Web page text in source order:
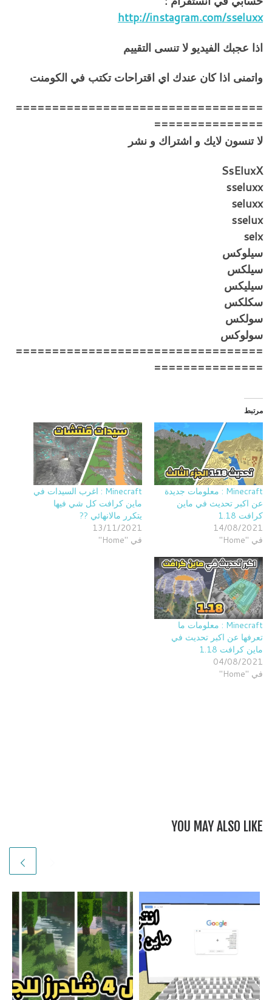
http://instagram.com/sseluxx
اذا عجبك الفيديو لا تنسى التقييم
واتمنى اذا كان عندك اي اقتراحات تكتب في الكومنت
==================================
===============
لا تنسون لايك و اشتراك و نشر
SsEluxX
sseluxx
seluxx
sselux
selx
سيلوكس
سيلكس
سيليكس
سكلكس
سولكس
سولوكس
==================================
===============
مرتبط
Minecraft : معلومات جديدة
عن اكبر تحديث في ماين
كرافت 1.18
14/08/2021
في "Home"
Minecraft : اغرب السيدات في
ماين كرافت كل شي فيها
يتكرر مالانهائي ??
13/11/2021
في "Home"
Minecraft : معلومات ما
تعرفها عن اكبر تحديث في
ماين كرافت 1.18
04/08/2021
في "Home"
YOU MAY ALSO LIKE